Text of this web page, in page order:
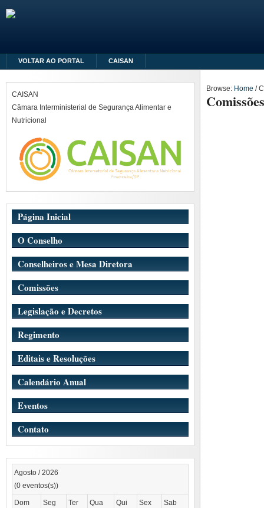
VOLTAR AO PORTAL CAISAN
Browse: Home /
Comissões
CAISAN
Câmara Interministerial de Segurança Alimentar e
Nutricional
Página Inicial
O Conselho
Conselheiros e Mesa Diretora
Comissões
Legislação e Decretos
Regimento
Editais e Resoluções
Calendário Anual
Eventos
Contato
Agosto / 2026
(0 eventos(s))
Dom Seg Ter Qua Qui Sex Sab